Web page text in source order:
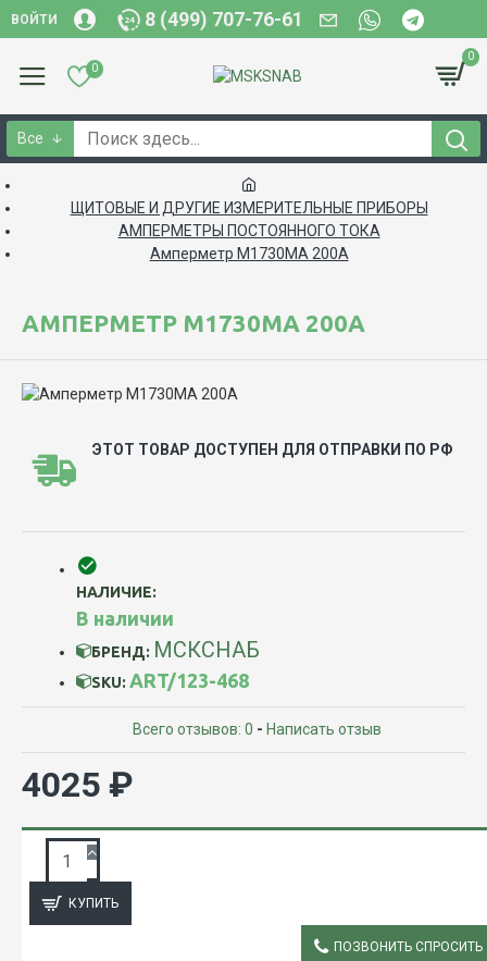
ВОЙТИ 8 (499) 707-76-61
0
0
Все
ЩИТОВЫЕ И ДРУГИЕ ИЗМЕРИТЕЛЬНЫЕ ПРИБОРЫ
АМПЕРМЕТРЫ ПОСТОЯННОГО ТОКА
Амперметр М1730МА 200А
АМПЕРМЕТР М1730МА 200А
ЭТОТ ТОВАР ДОСТУПЕН ДЛЯ ОТПРАВКИ ПО РФ
НАЛИЧИЕ:
В наличии
БРЕНД: МСКСНАБ
SKU: ART/123-468
Всего отзывов: 0 - Написать отзыв
4025 ₽
КУПИТЬ
ПОЗВОНИТЬ СПРОСИТЬ